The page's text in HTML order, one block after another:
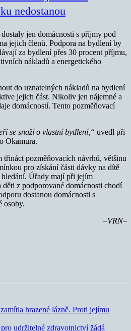
nedostanou
jen domácnosti s příjmy pod
jejich členů. Podpora na bydlení by
za bydlení přes 30 procent příjmu,
nákladů a energetického
do uznatelných nákladů na bydlení
jejich část. Nikoliv jen nájemné a
domácností. Tento pozměňovací
se snaží o vlastní bydlení,“ uvedl při
Okamura.
třináct pozměňovacích návrhů, většinu
pro získání části dávky na dítě
hledání. Úřady mají při jejím
z podporované domácnosti chodí
dostanou domácnosti s
osoby.
–VRN–
hrazené lázně. Proti jejímu
udržitelné zdravotnictví žádá